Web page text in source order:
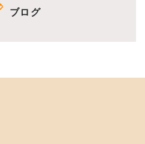
ブログ